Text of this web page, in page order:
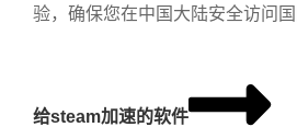
验，确保您在中国大陆安全访问国
给steam加速的软件